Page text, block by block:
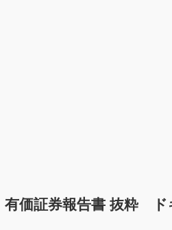
有価証券報告書 抜粋